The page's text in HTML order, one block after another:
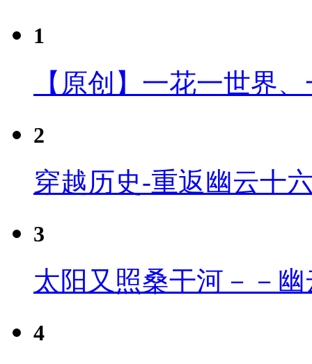
1
【原创】一花一世界
2
穿越历史-重返幽云十
3
太阳又照桑干河－－
4